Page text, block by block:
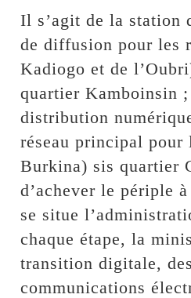
Il s’agit de la station
de diffusion pour les
Kadiogo et de
quartier Kamboinsin
distribution
réseau principal
Burkina) sis quartier
d’achever le périple
se situe
chaque étape, la
transition digitale,
communications